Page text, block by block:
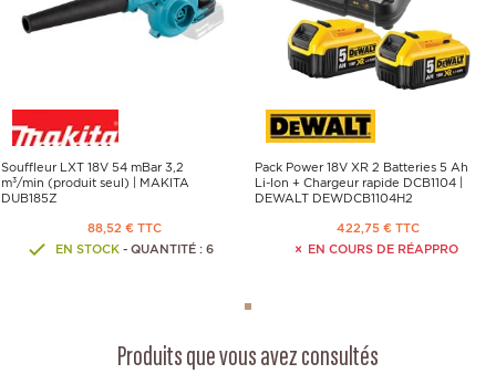
Souffleur LXT 18V 54 mBar 3,2
m³/min (produit seul) | MAKITA
DUB185Z
88,52 € TTC
EN STOCK - QUANTITÉ : 6
Pack Power 18V XR 2 Batteries 5 Ah
Li-Ion + Chargeur rapide DCB1104 |
DEWALT DEWDCB1104H2
422,75 € TTC
EN COURS DE RÉAPPRO
Produits que vous avez consultés